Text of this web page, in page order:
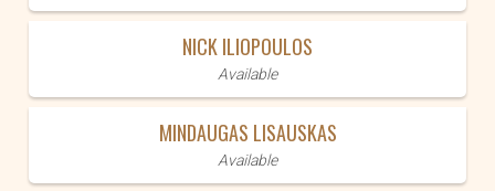
NICK ILIOPOULOS
Available
MINDAUGAS LISAUSKAS
Available